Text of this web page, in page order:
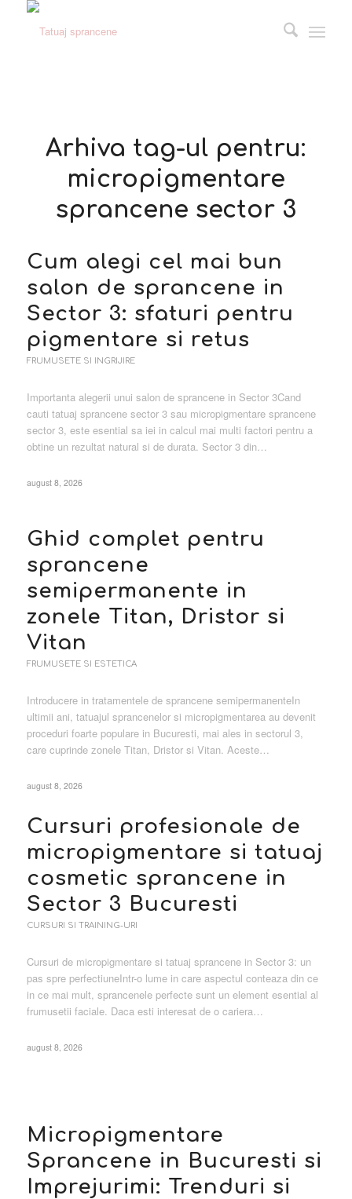
Arhiva tag-ul pentru:
micropigmentare
sprancene sector 3
Cum alegi cel mai bun
salon de sprancene in
Sector 3: sfaturi pentru
pigmentare si retus
FRUMUSETE SI INGRIJIRE
Importanta alegerii unui salon de sprancene in Sector 3Cand
cauti tatuaj sprancene sector 3 sau micropigmentare sprancene
sector 3, este esential sa iei in calcul mai multi factori pentru a
obtine un rezultat natural si de durata. Sector 3 din…
august 8, 2026
Ghid complet pentru
sprancene
semipermanente in
zonele Titan, Dristor si
Vitan
FRUMUSETE SI ESTETICA
Introducere in tratamentele de sprancene semipermanenteIn
ultimii ani, tatuajul sprancenelor si micropigmentarea au devenit
proceduri foarte populare in Bucuresti, mai ales in sectorul 3,
care cuprinde zonele Titan, Dristor si Vitan. Aceste…
august 8, 2026
Cursuri profesionale de
micropigmentare si tatuaj
cosmetic sprancene in
Sector 3 Bucuresti
CURSURI SI TRAINING-URI
Cursuri de micropigmentare si tatuaj sprancene in Sector 3: un
pas spre perfectiuneIntr-o lume in care aspectul conteaza din ce
in ce mai mult, sprancenele perfecte sunt un element esential al
frumusetii faciale. Daca esti interesat de o cariera…
august 8, 2026
Micropigmentare
Sprancene in Bucuresti si
Imprejurimi: Trenduri si